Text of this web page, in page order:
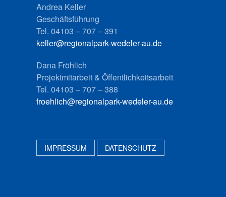
Andrea Keller
Geschäftsführung
Tel. 04103 – 707 – 391
keller@regionalpark-wedeler-au.de
Dana Fröhlich
Projektmitarbeit & Öffentlichkeitsarbeit
Tel. 04103 – 707 – 388
froehlich@regionalpark-wedeler-au.de
IMPRESSUM DATENSCHUTZ